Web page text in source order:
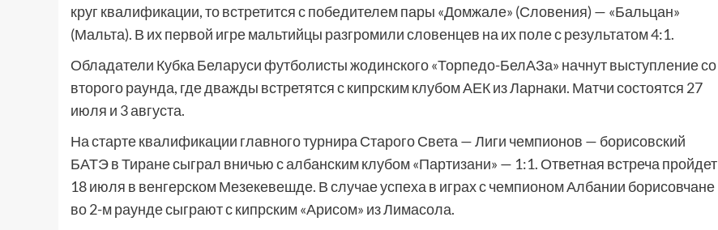
круг квалификации, то встретится с победителем пары «Домжале» (Словения) — «Бальцан»
(Мальта). В их первой игре мальтийцы разгромили словенцев на их поле с результатом 4:1.
Обладатели Кубка Беларуси футболисты жодинского «Торпедо-БелАЗа» начнут выступление со
второго раунда, где дважды встретятся с кипрским клубом АЕК из Ларнаки. Матчи состоятся 27
июля и 3 августа.
На старте квалификации главного турнира Старого Света — Лиги чемпионов — борисовский
БАТЭ в Тиране сыграл вничью с албанским клубом «Партизани» — 1:1. Ответная встреча пройдет
18 июля в венгерском Мезекевешде. В случае успеха в играх с чемпионом Албании борисовчане
во 2-м раунде сыграют с кипрским «Арисом» из Лимасола.